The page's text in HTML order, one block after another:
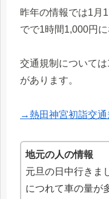
昨年の情報では1月
でで1時間1,000円に
交通規制について
があります。
→熱田神宮初詣交通
地元の人の情報
元旦の日中行きま
につれて車の量が